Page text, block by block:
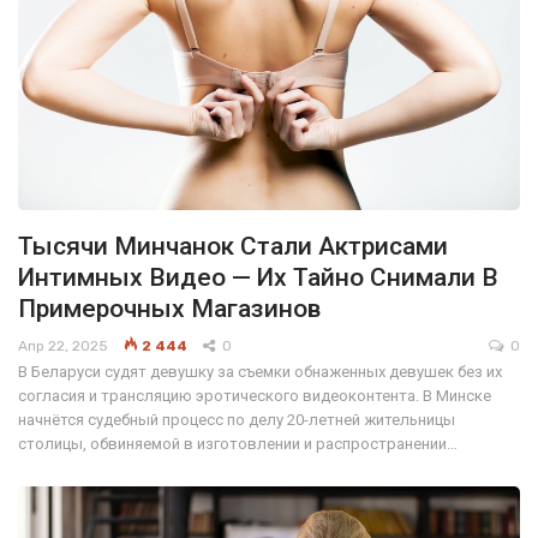
Тысячи Минчанок Стали Актрисами
Интимных Видео — Их Тайно Снимали В
Примерочных Магазинов
Апр 22, 2025 2 444 0 0
В Беларуси судят девушку за съемки обнаженных девушек без их
согласия и трансляцию эротического видеоконтента. В Минске
начнётся судебный процесс по делу 20-летней жительницы
столицы, обвиняемой в изготовлении и распространении…